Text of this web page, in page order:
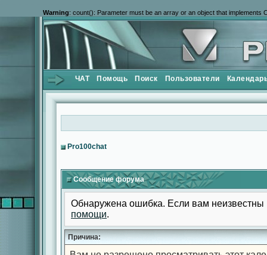
Warning: count(): Parameter must be an array or an object that implements
ЧАТ Помощь Поиск Пользователи
Pro100chat
Сообщение форума
Обнаружена ошибка. Если вам
помощи.
Причина: